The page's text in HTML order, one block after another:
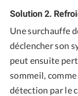
Solution 2.
Une surchauffe
déclencher son
peut ensuite
sommeil,
détection par le